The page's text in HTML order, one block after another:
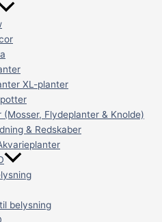
XL-planter
(Mosser, Flydeplanter & Knolde)
& Redskaber
belysning